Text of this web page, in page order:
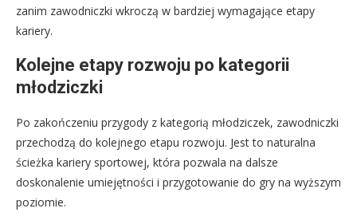
zanim zawodniczki wkroczą w bardziej wymagające etapy
kariery.
Kolejne etapy rozwoju po kategorii
młodziczki
Po zakończeniu przygody z kategorią młodziczek, zawodniczki
przechodzą do kolejnego etapu rozwoju. Jest to naturalna
ścieżka kariery sportowej, która pozwala na dalsze
doskonalenie umiejętności i przygotowanie do gry na wyższym
poziomie.